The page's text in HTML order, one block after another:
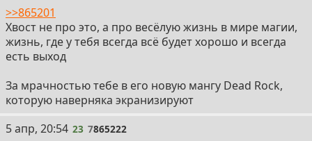
>>865201
Хвост не про это, а про весёлую жизнь в мире магии,
жизнь, где у тебя всегда всё будет хорошо и всегда
есть выход
За мрачностью тебе в его новую мангу Dead Rock,
которую наверняка экранизируют
23
5 апр, 20:54 23 7865222